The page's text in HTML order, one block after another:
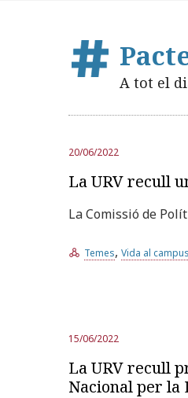
A tot el
20/06/2022
La URV recull
La Comissió de
Temes, Vida al campus
15/06/2022
La URV recull
Nacional per la